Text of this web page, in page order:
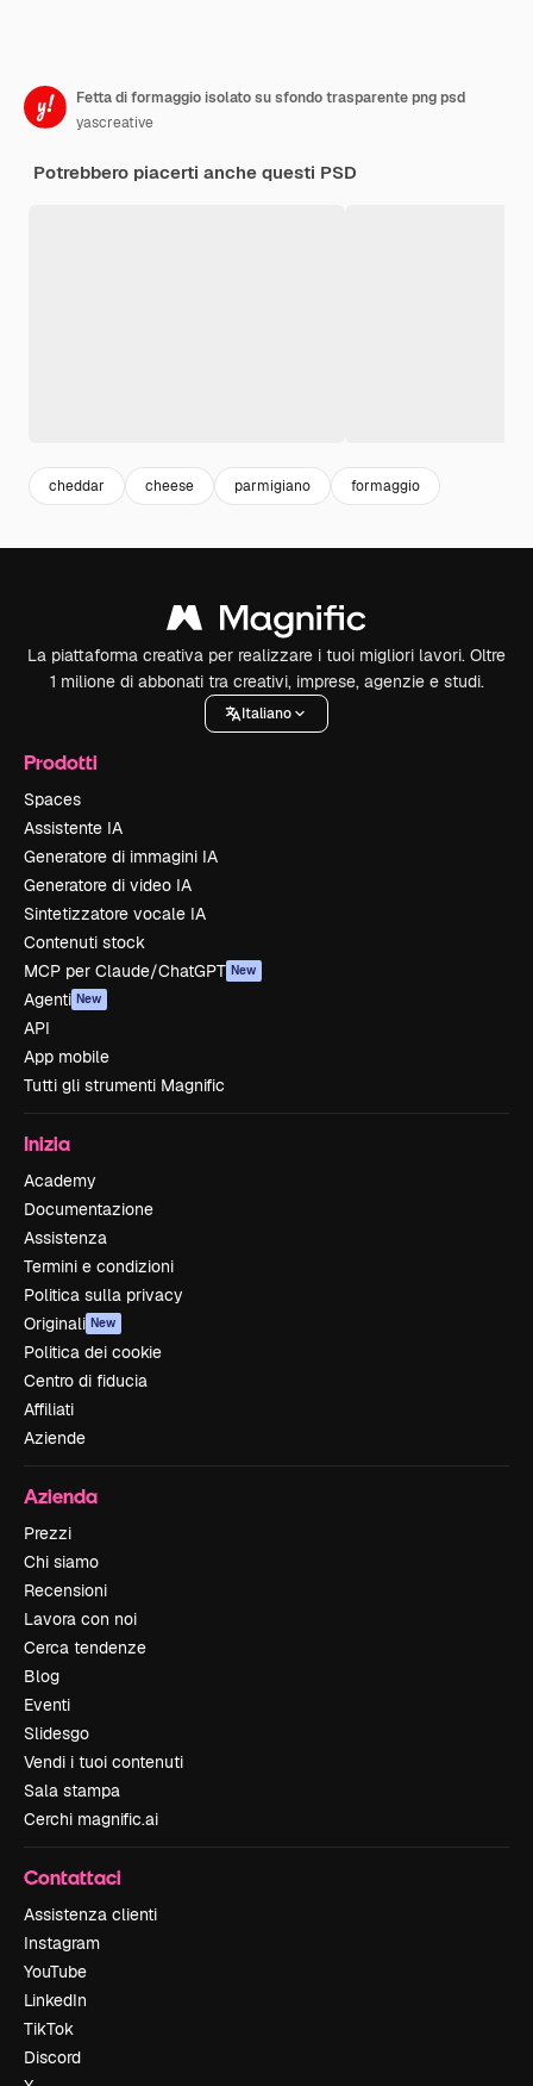
Fetta di formaggio isolato su sfondo trasparente png psd
yascreative
Potrebbero piacerti anche questi PSD
cheddar cheese parmigiano formaggio
La piattaforma creativa per realizzare i tuoi migliori lavori. Oltre
1 milione di abbonati tra creativi, imprese, agenzie e studi.
Italiano
Prodotti
Spaces
Assistente IA
Generatore di immagini IA
Generatore di video IA
Sintetizzatore vocale IA
Contenuti stock
MCP per Claude/ChatGPT New
Agenti New
API
App mobile
Tutti gli strumenti Magnific
Inizia
Academy
Documentazione
Assistenza
Termini e condizioni
Politica sulla privacy
Originali New
Politica dei cookie
Centro di fiducia
Affiliati
Aziende
Azienda
Prezzi
Chi siamo
Recensioni
Lavora con noi
Cerca tendenze
Blog
Eventi
Slidesgo
Vendi i tuoi contenuti
Sala stampa
Cerchi magnific.ai
Contattaci
Assistenza clienti
Instagram
YouTube
LinkedIn
TikTok
Discord